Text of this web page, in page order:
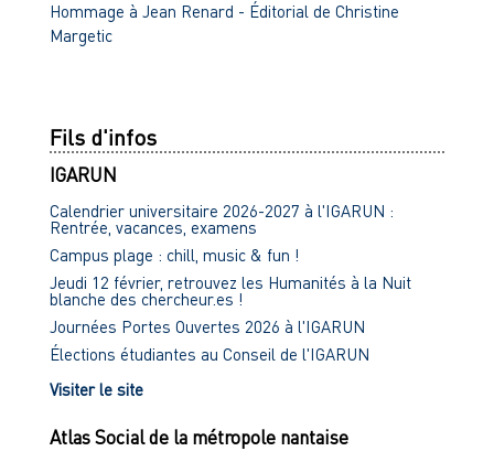
Hommage à Jean Renard - Éditorial de Christine
Margetic
Fils d'infos
IGARUN
Calendrier universitaire 2026-2027 à l'IGARUN :
Rentrée, vacances, examens
Campus plage : chill, music & fun !
Jeudi 12 février, retrouvez les Humanités à la Nuit
blanche des chercheur.es !
Journées Portes Ouvertes 2026 à l'IGARUN
Élections étudiantes au Conseil de l'IGARUN
Visiter le site
Atlas Social de la métropole nantaise